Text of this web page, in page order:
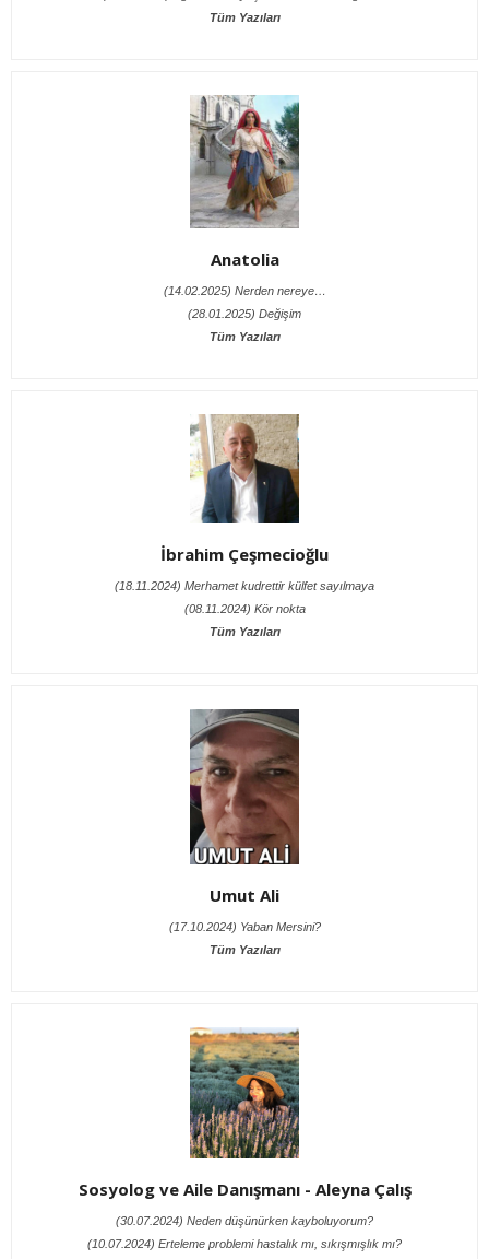
Tüm Yazıları
Anatolia
(14.02.2025) Nerden nereye…
(28.01.2025) Değişim
Tüm Yazıları
İbrahim Çeşmecioğlu
(18.11.2024) Merhamet kudrettir külfet sayılmaya
(08.11.2024) Kör nokta
Tüm Yazıları
Umut Ali
(17.10.2024) Yaban Mersini?
Tüm Yazıları
Sosyolog ve Aile Danışmanı - Aleyna Çalış
(30.07.2024) Neden düşünürken kayboluyorum?
(10.07.2024) Erteleme problemi hastalık mı, sıkışmışlık mı?